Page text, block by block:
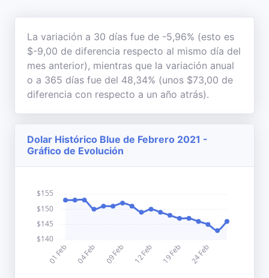
La variación a 30 días fue de -5,96% (esto es
$-9,00 de diferencia respecto al mismo día del
mes anterior), mientras que la variación anual
o a 365 días fue del 48,34% (unos $73,00 de
diferencia con respecto a un año atrás).
Dolar Histórico Blue de Febrero 2021 -
Gráfico de Evolución